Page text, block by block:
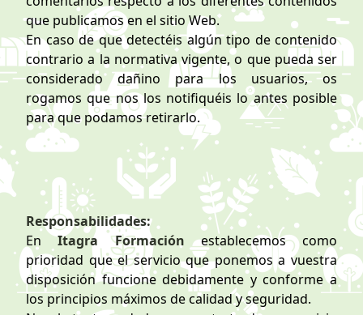
que publicamos en el sitio Web.
En caso de que detectéis algún tipo de contenido
contrario a la normativa vigente, o que pueda ser
considerado dañino para los usuarios, os
rogamos que nos los notifiquéis lo antes posible
para que podamos retirarlo.
Responsabilidades:
EnItagra Formación establecemos como
prioridad que el servicio que ponemos a vuestra
disposición funcione debidamente y conforme a
los principios máximos de calidad y seguridad.